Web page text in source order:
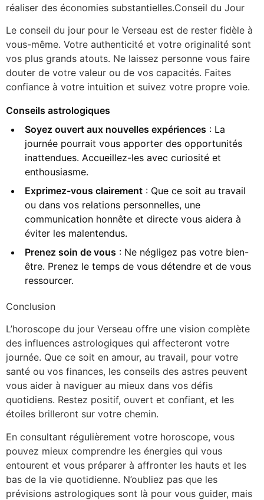
réaliser des économies substantielles.Conseil du Jour
Le conseil du jour pour le Verseau est de rester fidèle à
vous-même. Votre authenticité et votre originalité sont
vos plus grands atouts. Ne laissez personne vous faire
douter de votre valeur ou de vos capacités. Faites
confiance à votre intuition et suivez votre propre voie.
Conseils astrologiques
Soyez ouvert aux nouvelles expériences : La
journée pourrait vous apporter des opportunités
inattendues. Accueillez-les avec curiosité et
enthousiasme.
Exprimez-vous clairement : Que ce soit au travail
ou dans vos relations personnelles, une
communication honnête et directe vous aidera à
éviter les malentendus.
Prenez soin de vous : Ne négligez pas votre bien-
être. Prenez le temps de vous détendre et de vous
ressourcer.
Conclusion
L’horoscope du jour Verseau offre une vision complète
des influences astrologiques qui affecteront votre
journée. Que ce soit en amour, au travail, pour votre
santé ou vos finances, les conseils des astres peuvent
vous aider à naviguer au mieux dans vos défis
quotidiens. Restez positif, ouvert et confiant, et les
étoiles brilleront sur votre chemin.
En consultant régulièrement votre horoscope, vous
pouvez mieux comprendre les énergies qui vous
entourent et vous préparer à affronter les hauts et les
bas de la vie quotidienne. N’oubliez pas que les
prévisions astrologiques sont là pour vous guider, mais